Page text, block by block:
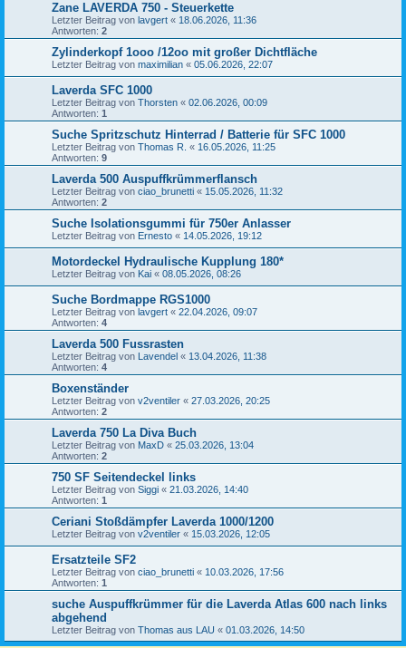
Zane LAVERDA 750 - Steuerkette
Letzter Beitrag von lavgert « 18.06.2026, 11:36
Antworten: 2
Zylinderkopf 1ooo /12oo mit großer Dichtfläche
Letzter Beitrag von maximilian « 05.06.2026, 22:07
Laverda SFC 1000
Letzter Beitrag von Thorsten « 02.06.2026, 00:09
Antworten: 1
Suche Spritzschutz Hinterrad / Batterie für SFC 1000
Letzter Beitrag von Thomas R. « 16.05.2026, 11:25
Antworten: 9
Laverda 500 Auspuffkrümmerflansch
Letzter Beitrag von ciao_brunetti « 15.05.2026, 11:32
Antworten: 2
Suche Isolationsgummi für 750er Anlasser
Letzter Beitrag von Ernesto « 14.05.2026, 19:12
Motordeckel Hydraulische Kupplung 180*
Letzter Beitrag von Kai « 08.05.2026, 08:26
Suche Bordmappe RGS1000
Letzter Beitrag von lavgert « 22.04.2026, 09:07
Antworten: 4
Laverda 500 Fussrasten
Letzter Beitrag von Lavendel « 13.04.2026, 11:38
Antworten: 4
Boxenständer
Letzter Beitrag von v2ventiler « 27.03.2026, 20:25
Antworten: 2
Laverda 750 La Diva Buch
Letzter Beitrag von MaxD « 25.03.2026, 13:04
Antworten: 2
750 SF Seitendeckel links
Letzter Beitrag von Siggi « 21.03.2026, 14:40
Antworten: 1
Ceriani Stoßdämpfer Laverda 1000/1200
Letzter Beitrag von v2ventiler « 15.03.2026, 12:05
Ersatzteile SF2
Letzter Beitrag von ciao_brunetti « 10.03.2026, 17:56
Antworten: 1
suche Auspuffkrümmer für die Laverda Atlas 600 nach links
abgehend
Letzter Beitrag von Thomas aus LAU « 01.03.2026, 14:50